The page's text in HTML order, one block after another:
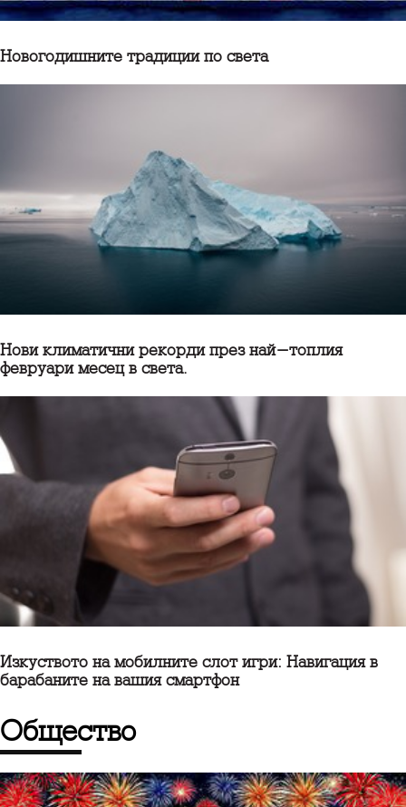
Новогодишните традиции по света
Нови климатични рекорди през най-топлия
февруари месец в света.
Изкуството на мобилните слот игри: Навигация в
барабаните на вашия смартфон
общество